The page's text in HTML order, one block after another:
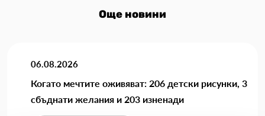
Още новини
06.08.2026
Когато мечтите оживяват: 206 детски рисунки, 3
сбъднати желания и 203 изненади